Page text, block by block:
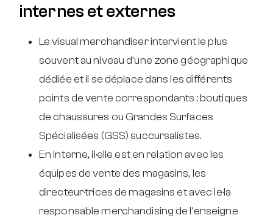
internes et externes
Le visual merchandiser intervient le plus
souvent au niveau d’une zone géographique
dédiée et il se déplace dans les différents
points de vente correspondants : boutiques
de chaussures ou Grandes Surfaces
Spécialisées (GSS) succursalistes.
En interne, il·elle est en relation avec les
équipes de vente des magasins, les
directeur·trices de magasins et avec le·la
responsable merchandising de l’enseigne